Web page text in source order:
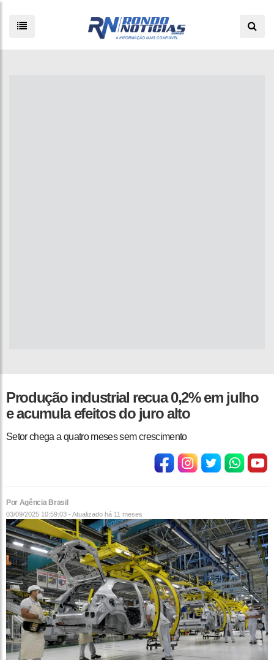
Produção industrial recua 0,2% em julho
e acumula efeitos do juro alto
Setor chega a quatro meses sem crescimento
Por Agência Brasil
03/09/2025 10:59:03 - Atualizado há 11 meses